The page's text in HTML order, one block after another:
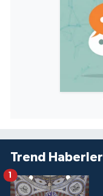
Trend Haberler
1